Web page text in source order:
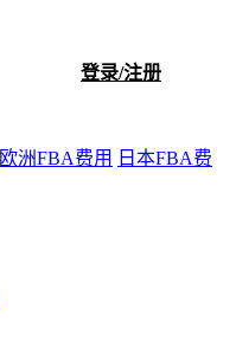
登录/注册
欧洲FBA费用
日本FBA费